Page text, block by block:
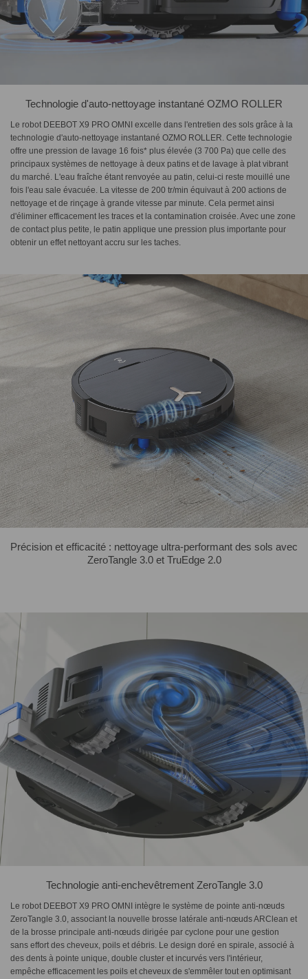
Technologie d'auto-nettoyage instantané OZMO ROLLER
Le robot DEEBOT X9 PRO OMNI excelle dans l'entretien des sols grâce à la
technologie d'auto-nettoyage instantané OZMO ROLLER. Cette technologie
offre une pression de lavage 16 fois* plus élevée (3 700 Pa) que celle des
principaux systèmes de nettoyage à deux patins et de lavage à plat vibrant
du marché. L'eau fraîche étant renvoyée au patin, celui-ci reste mouillé une
fois l'eau sale évacuée. La vitesse de 200 tr/min équivaut à 200 actions de
nettoyage et de rinçage à grande vitesse par minute. Cela permet ainsi
d'éliminer efficacement les traces et la contamination croisée. Avec une zone
de contact plus petite, le patin applique une pression plus importante pour
obtenir un effet nettoyant accru sur les taches.
Précision et efficacité : nettoyage ultra-performant des sols avec
ZeroTangle 3.0 et TruEdge 2.0
Technologie anti-enchevêtrement ZeroTangle 3.0
Le robot DEEBOT X9 PRO OMNI intègre le système de pointe anti-nœuds
ZeroTangle 3.0, associant la nouvelle brosse latérale anti-nœuds ARClean et
de la brosse principale anti-nœuds dirigée par cyclone pour une gestion
sans effort des cheveux, poils et débris. Le design doré en spirale, associé à
des dents à pointe unique, double cluster et incurvés vers l'intérieur,
empêche efficacement les poils et cheveux de s'emmêler tout en optimisant